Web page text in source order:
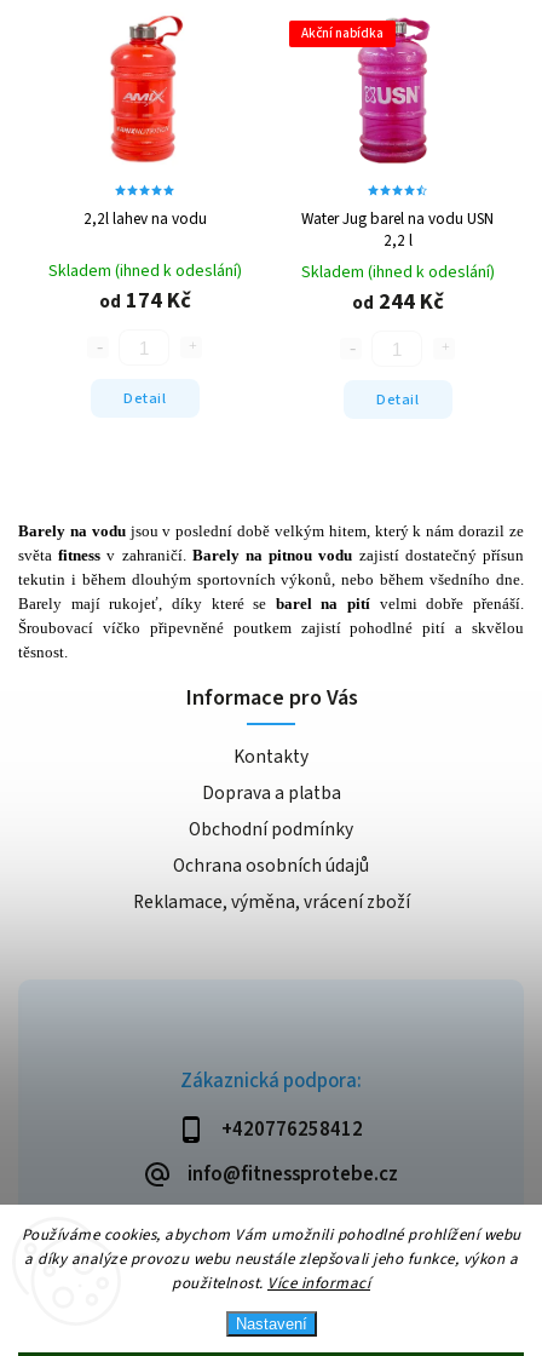
Používáme cookies, abychom Vám umožnili pohodlné prohlížení webu
a díky analýze provozu webu neustále zlepšovali jeho funkce, výkon a
použitelnost. Více informací
Nastavení
Nejprodávanější
Abecedně
2,2l lahev na vodu
Skladem (ihned k odeslání)
od 174 Kč
Detail
Akční nabídka
Water Jug barel na vodu USN
2,2 l
Skladem (ihned k odeslání)
od 244 Kč
Detail
Barely na vodujsou v poslední době velkým hitem, který k nám dorazil ze
světafitness v zahraničí. Barely na pitnou vodu zajistí dostatečný přísun
tekutin i během dlouhým sportovních výkonů, nebo během všedního dne.
Barely mají rukojeť, díky které se barel na pití velmi dobře přenáší.
Šroubovací víčko připevněné poutkem zajistí pohodlné pití a skvělou
těsnost.
Zákaznická podpora:
+420776258412
info@fitnessprotebe.cz
Informace pro Vás
Kontakty
Doprava a platba
Obchodní podmínky
Ochrana osobních údajů
Reklamace, výměna, vrácení zboží
Copyright 2026Fitnessprotebe.cz. Všechna práva vyhrazena.
VytvořilShoptet| Design